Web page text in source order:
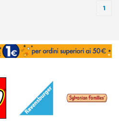
1